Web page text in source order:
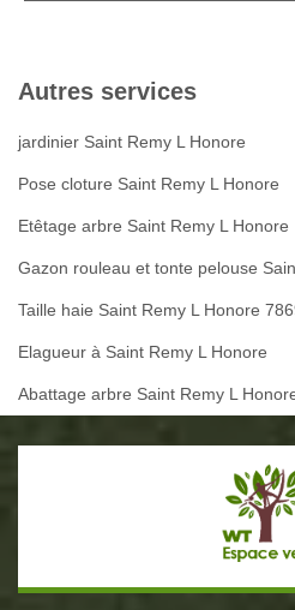
Autres services
jardinier Saint Remy L Honore
Pose cloture Saint Remy L Honore
Etêtage arbre Saint Remy L Honore
Gazon rouleau et tonte pelouse
Taille haie Saint Remy L Honore
Elagueur à Saint Remy L Honore
Abattage arbre Saint Remy L